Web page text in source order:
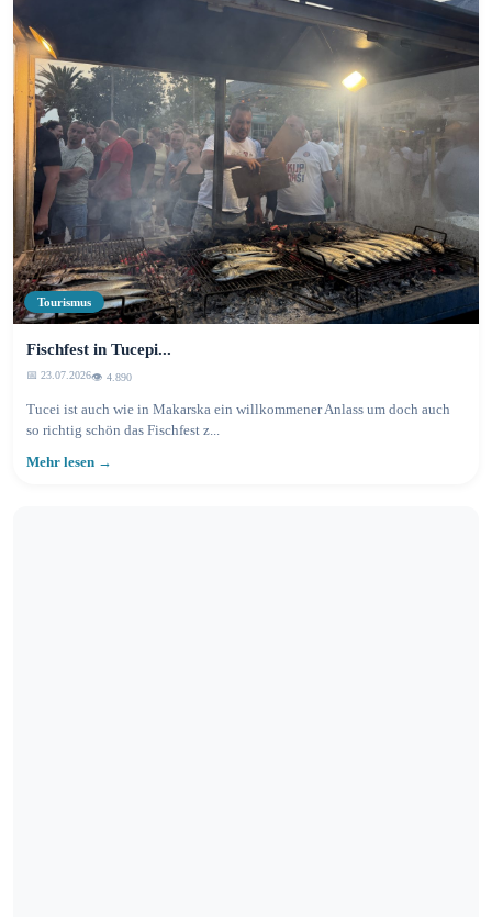
Tourismus
Fischfest in Tucepi...
📅 23.07.2026👁️ 4.895
Tucei ist auch wie in Makarska ein willkommener Anlass um doch auch
so richtig schön das Fischfest z...
Mehr lesen →